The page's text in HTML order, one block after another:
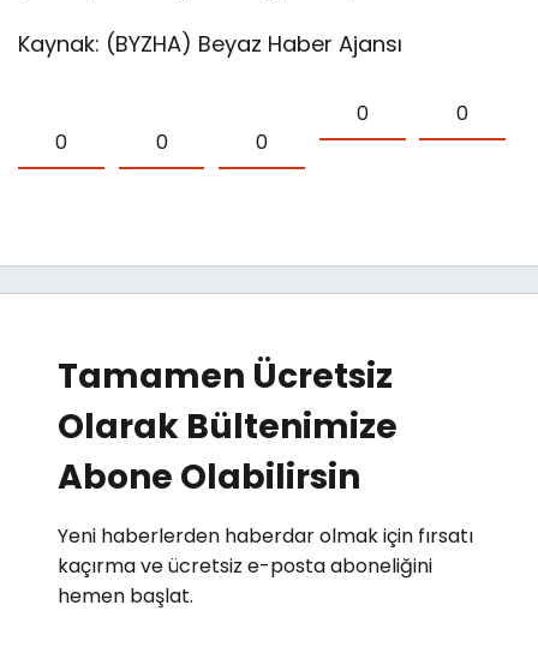
Kaynak: (BYZHA) Beyaz Haber Ajansı
0 0 0
0 0
Tamamen Ücretsiz
Olarak Bültenimize
Abone Olabilirsin
Yeni haberlerden haberdar olmak için fırsatı
kaçırma ve ücretsiz e-posta aboneliğini
hemen başlat.